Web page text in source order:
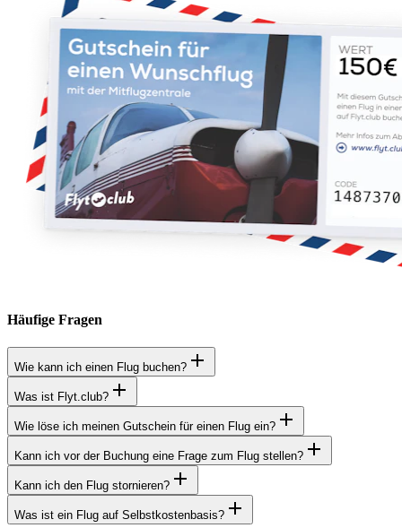
Häufige Fragen
Wie kann ich einen Flug buchen?
Was ist Flyt.club?
Wie löse ich meinen Gutschein für einen Flug ein?
Kann ich vor der Buchung eine Frage zum Flug stellen?
Kann ich den Flug stornieren?
Was ist ein Flug auf Selbstkostenbasis?